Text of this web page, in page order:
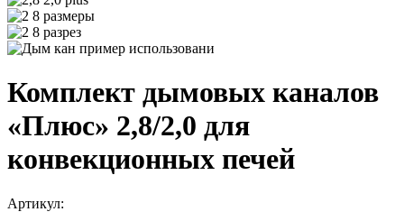
Комплект дымовых каналов
«Плюс» 2,8/2,0 для
конвекционных печей
Артикул: